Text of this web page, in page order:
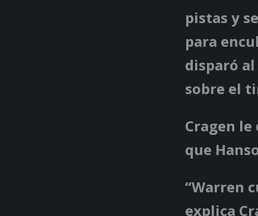
pistas y
para
disparó
sobre el
Cragen
que
“Warren
explica